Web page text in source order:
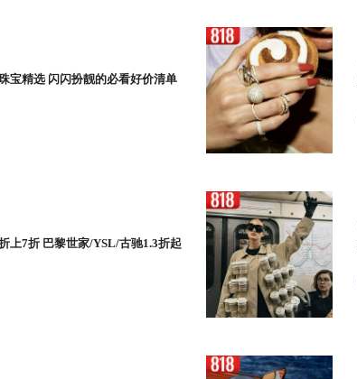
宝精选 闪闪扮靓的必看好价清单
上7折 巴黎世家/YSL/古驰1.3折起